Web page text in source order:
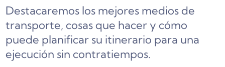
Destacaremos los mejores medios de
transporte, cosas que hacer y cómo
puede planificar su itinerario para una
ejecución sin contratiempos.